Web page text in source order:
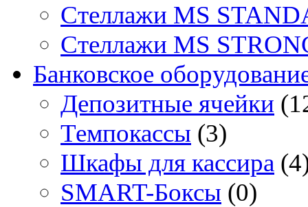
Стеллажи MS
Стеллажи MS
Банковское
Депозитные ячейки
Темпокассы (3)
Шкафы для кассира
SMART-Боксы (0)